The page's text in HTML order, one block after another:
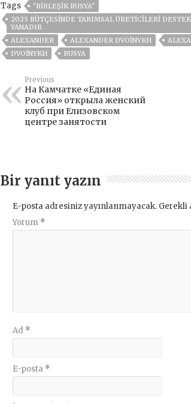
Tags
"BIRLEŞIK RUSYA"
2025 BÜTÇESINDE TARIMSAL ÜRETICILERI
YANADIR
ALEXANDER
ALEXANDER DVOINYKH
DVOINYKH
RUSYA
Previous
На Камчатке «Единая
Россия» открыла женский
клуб при Елизовском
центре занятости
Bir yanıt yazın
E-posta adresiniz yayınlanmayacak. Gerekli
Yorum *
Ad *
E-posta *